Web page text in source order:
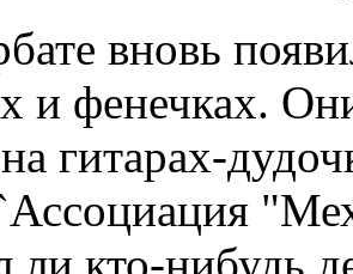
вновь
и фенечках.
гитарах-
`Ассоциация
ли кто-нибудь